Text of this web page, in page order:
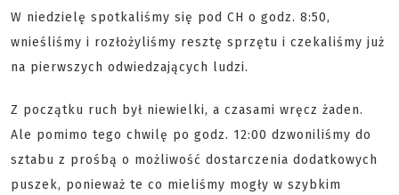
W niedzielę spotkaliśmy się pod CH o godz. 8:50,
wnieśliśmy i rozłożyliśmy resztę sprzętu i czekaliśmy już
na pierwszych odwiedzających ludzi.
Z początku ruch był niewielki, a czasami wręcz żaden.
Ale pomimo tego chwilę po godz. 12:00 dzwoniliśmy do
sztabu z prośbą o możliwość dostarczenia dodatkowych
puszek, ponieważ te co mieliśmy mogły w szybkim